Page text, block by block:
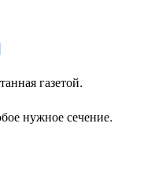
газетой.
нужное сечение.